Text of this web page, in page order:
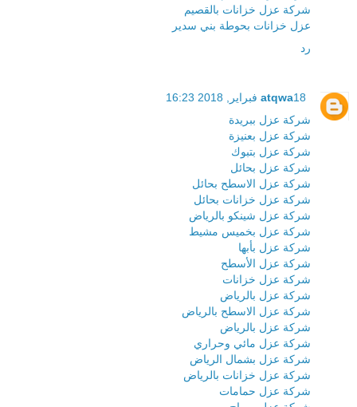
شركة عزل خزانات بالقصيم
عزل خزانات بحوطة بني سدير
رد
atqwa18 فبراير, 2018 16:23
شركة عزل ببريدة
شركة عزل بعنيزة
شركة عزل بتبوك
شركة عزل بحائل
شركة عزل الاسطح بحائل
شركة عزل خزانات بحائل
شركة عزل شينكو بالرياض
شركة عزل بخميس مشيط
شركة عزل بأبها
شركة عزل الأسطح
شركة عزل خزانات
شركة عزل بالرياض
شركة عزل الاسطح بالرياض
شركة عزل بالرياض
شركة عزل مائي وحراري
شركة عزل بشمال الرياض
شركة عزل خزانات بالرياض
شركة عزل حمامات